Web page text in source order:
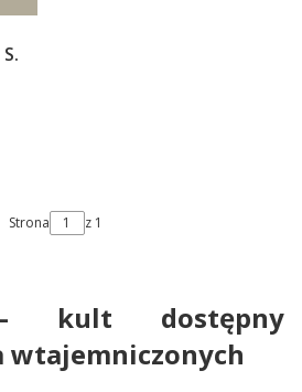
Strona z 1
kult dostępny
wtajemniczonych